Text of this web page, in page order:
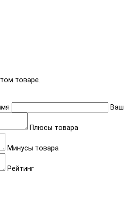
товаре.
Ваш
Плюсы товара
Минусы товара
Рейтинг